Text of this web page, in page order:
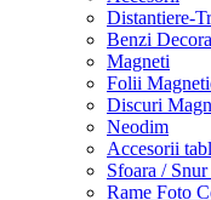
Distantiere-
Benzi
Magneti
Folii
Discuri
Neodim
Accesorii
Sfoara /
Rame Foto